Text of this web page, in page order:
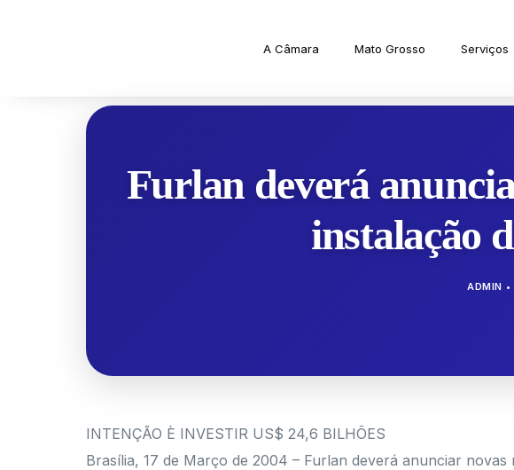
A Câmara Mato Grosso Serviços
Furlan deverá
instalação
ADMIN
INTENÇÃO È INVESTIR US$ 24,6 BILHÕES
Brasília, 17 de Março de 2004 – Furlan deverá anunciar